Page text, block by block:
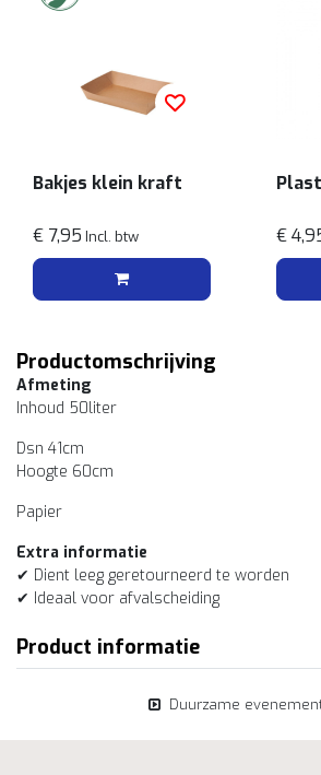
Bakjes klein kraft
€ 7,95 Incl. btw €
Productomschrijving
Afmeting
Inhoud 50liter
Dsn 41cm
Hoogte 60cm
Papier
Extra informatie
✔ Dient leeg geretourneerd te worden
✔ Ideaal voor afvalscheiding
Product informatie
Duurzame